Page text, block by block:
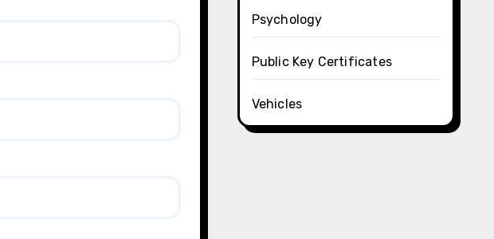
Psychology
Public Key Certificates
Vehicles